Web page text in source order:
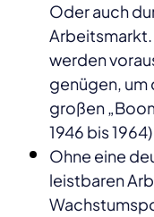
Oder auch
werden
genügen, um
großen
1946 bis
Ohne eine
leistbaren